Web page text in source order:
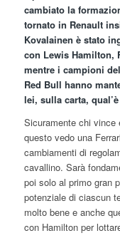
cambiato la
tornato in Renault
Kovalainen è stato
con Lewis Hamilton,
mentre i campioni
Red Bull hanno
lei, sulla carta,
Sicuramente chi vince
questo vedo una
cambiamenti di
cavallino. Sarà
poi solo al primo gran
potenziale di ciascun
molto bene e anche
con Hamilton per